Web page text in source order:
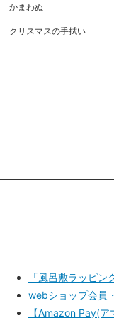
かまわぬ
クリスマスの手拭い
「風呂敷ラッピ
webショップ会員
【Amazon Pay(